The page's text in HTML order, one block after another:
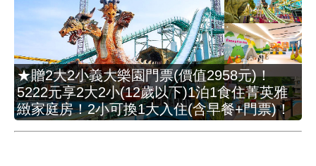
★贈2大2小義大樂園門票(價值2958元)！
5222元享2大2小(12歲以下)1泊1食住菁英雅
緻家庭房！2小可換1大入住(含早餐+門票)！